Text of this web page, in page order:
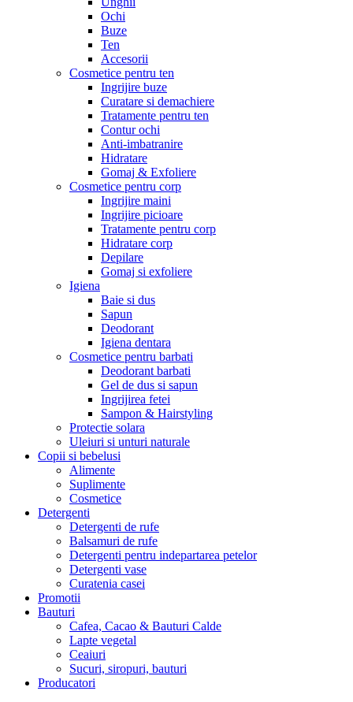
Ochi
Buze
Ten
Accesorii
Cosmetice pentru ten
Ingrijire buze
Curatare si demachiere
Tratamente pentru ten
Contur ochi
Anti-imbatranire
Hidratare
Gomaj & Exfoliere
Cosmetice pentru corp
Ingrijire maini
Ingrijire picioare
Tratamente pentru corp
Hidratare corp
Depilare
Gomaj si exfoliere
Igiena
Baie si dus
Sapun
Deodorant
Igiena dentara
Cosmetice pentru barbati
Deodorant barbati
Gel de dus si sapun
Ingrijirea fetei
Sampon & Hairstyling
Protectie solara
Uleiuri si unturi naturale
Copii si bebelusi
Alimente
Suplimente
Cosmetice
Detergenti
Detergenti de rufe
Balsamuri de rufe
Detergenti pentru indepartarea petelor
Detergenti vase
Curatenia casei
Promotii
Bauturi
Cafea, Cacao & Bauturi Calde
Lapte vegetal
Ceaiuri
Sucuri, siropuri, bauturi
Producatori